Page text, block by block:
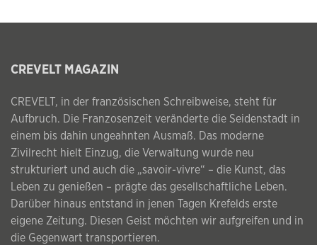
CREVELT MAGAZIN
CREVELT, in der französischen Schreibweise, steht für
Aufbruch. Die Franzosenzeit veränderte die Seidenstadt in
einem bis dahin ungeahnten Ausmaß. Das moderne
Zivilrecht hielt Einzug, die Verwaltung wurde neu
strukturiert und auch die „savoir-vivre“ – die Kunst, das
Leben zu genießen – prägte das gesellschaftliche Leben.
Darüber hinaus entstand in jenen Tagen Krefelds erste
eigene Zeitung. Diesen Geist möchten wir aufgreifen und in
die Gegenwart transportieren.